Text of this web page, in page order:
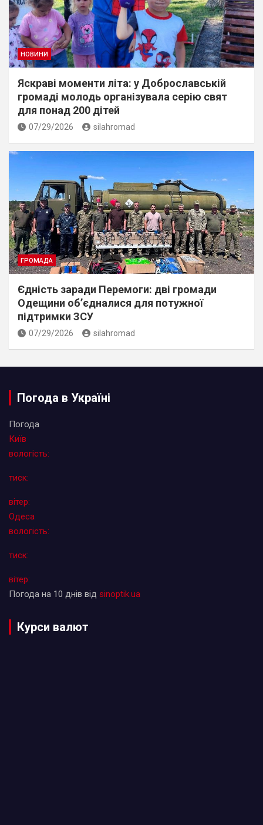
НОВИНИ
Яскраві моменти літа: у Доброславській
громаді молодь організувала серію свят
для понад 200 дітей
07/29/2026 silahromad
ГРОМАДА
Єдність заради Перемоги: дві громади
Одещини об’єдналися для потужної
підтримки ЗСУ
07/29/2026 silahromad
Погода в Україні
Погода
Київ
вологість:
тиск:
вітер:
Одеса
вологість:
тиск:
вітер:
Погода на 10 днів від sinoptik.ua
Курси валют